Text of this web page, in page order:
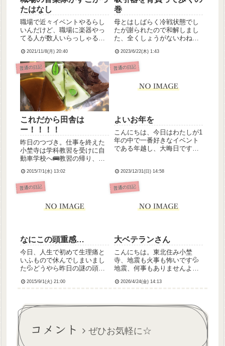
たはなし
職場で近々イベントやるらし
いんだけど、職場に楽器やっ
てる人が数人いらっしゃるの
なり、今日予行練習してたん
ですがそれがすごかったのよ
😳全然自信ないと言いながら
も上手に演奏してたクラリネ
ットの若手介護スタッフさん
小柄な...
2021/11/8(月) 20:40
巻
母とはしばらく冷戦状態でし
たが謝られたので和解しまし
た、全くしょうがないわね！
ってやつで、時々コミニュケ
ーションがドッチボールにな
っちゃうことありまして。わ
ないなって反省しました。母
2023/6/22(木) 1:43
普通の日記
これだから田舎は
ー！！！！
昨日のつづき。仕事を終えた
小埜寺は学科教習を受けに自
動車学校へ🚌教習の帰り、総
購入。早く帰りたいのに、バ
スはあと1時間待たないと来な
い。生もの持ってるから早く
つどうしようか考える💦お金
2015/7/1(水) 13:02
普通の日記
よいお年を
こんにちは、今日はわたしが1
年の中で一番好きなイベント
である年越し、大晦日です！
すよね。お仕事の方には本当
に感謝です。ではでは、よい
お年を✨
2023/12/31(日) 14:58
普通の日記
なにこの頭重感…
今日、人生で初めて生理痛と
いふもので休んでしまいまし
た💦どうやら昨日の謎の頭痛
起きたら頭はぐわんぐわんす
がれないほどしんどくてしん
どくて、午前中は休ませても
らって...
2015/9/1(火) 21:00
普通の日記
大ベテランさん
こんにちは。東北住み小埜
寺、地震も火事も怖いです💦
地震、何事もありませんよう
してほしいです。はてさて今
大ベテランさん、今月いっぱ
ショック...
2026/4/24(金) 14:13
コメント ぜひお気軽に☆